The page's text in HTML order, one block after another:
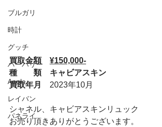
ブルガリ
時計
グッチ
バーバリー
Apple
レイバン
パネライ
買取金額 ¥150,000-
種　　類　キャビアスキン
買取年月 2023年10月
シャネル、キャビアスキンリュック
お売り頂きありがとうございます。